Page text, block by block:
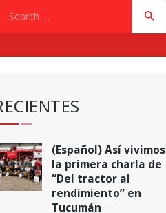
(Español) Así vivimos
la primera charla de
“Del tractor al
rendimiento” en
Tucumán